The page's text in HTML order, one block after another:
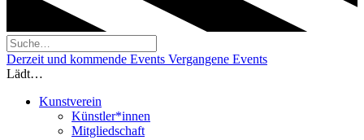
Derzeit und kommende Events Vergangene Events
Lädt…
Kunstverein
Künstler*innen
Mitgliedschaft